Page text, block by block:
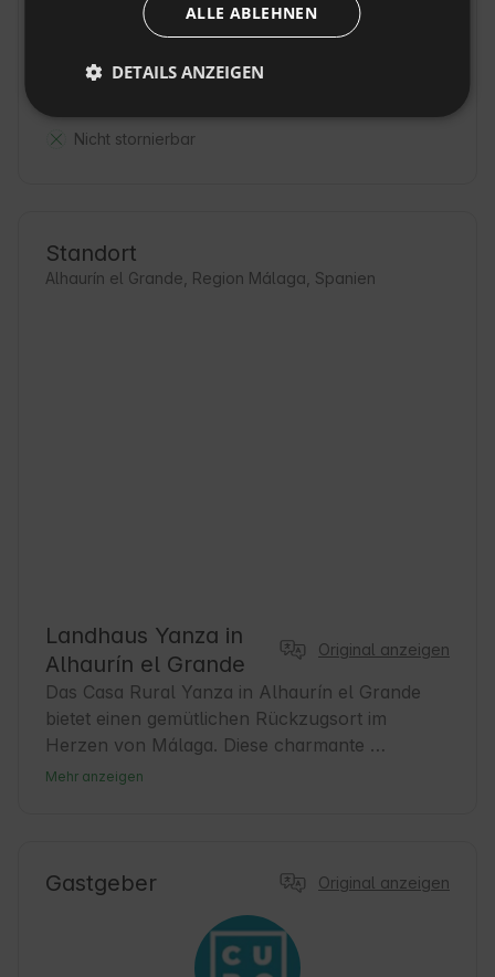
Hausregeln
Check-in: Ab 15:00
Nicht stornierbar
Standort
Alhaurín el Grande, Region Málaga, Spanien
Landhaus Yanza in
Alhaurín el Grande
Original anzeigen
Das Casa Rural Yanza in Alhaurín el Grande
bietet einen gemütlichen Rückzugsort im
Herzen von Málaga. Diese charmante
Unterkunft verbindet die Ruhe der Landschaft
seine reiche Geschichte, ideal für alle, die einen
können die Natur genießen und die
andalusische Kultur auf Schritt und Tritt
Mehr anzeigen
Gastgeber Original anzeigen
ALLE ABLEHNEN
DETAILS ANZEIGEN